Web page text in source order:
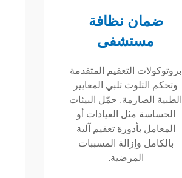
ضمان نظافة
مستشفى
بروتوكولات التعقيم المتقدمة
وتحكم التلوث تلبي المعايير
الطبية الصارمة. حمّل البيئات
الحساسة مثل العيادات أو
المعامل بأدورة تعقيم آلية
بالكامل وإزالة المسببات
المرضية.